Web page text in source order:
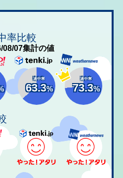
率比較
07集計の値
適中率
63.3%
適中率
73.3%